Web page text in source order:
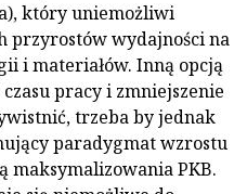
który uniemożliwi
przyrostów wydajności na
i materiałów. Inną opcją
pracy i zmniejszenie
trzeba by jednak
paradygmat wzrostu
maksymalizowania PKB.